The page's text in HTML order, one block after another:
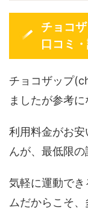
チョコ
口コミ
チョコザップ
ましたが参考
利用料金がお
んが、最低限の
気軽に運動で
ムだからこそ